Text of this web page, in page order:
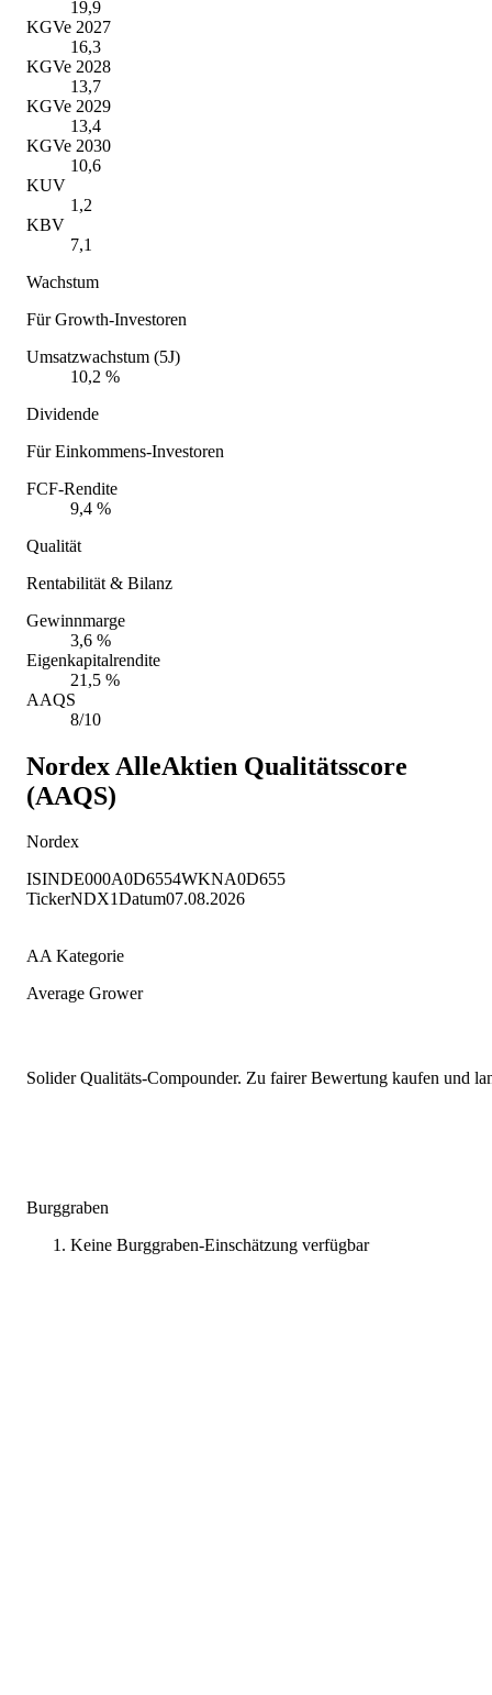
19,9
KGVe 2027
16,3
KGVe 2028
13,7
KGVe 2029
13,4
KGVe 2030
10,6
KUV
1,2
KBV
7,1
Wachstum
Für Growth-Investoren
Umsatzwachstum (5J)
10,2 %
Dividende
Für Einkommens-Investoren
FCF-Rendite
9,4 %
Qualität
Rentabilität & Bilanz
Gewinnmarge
3,6 %
Eigenkapitalrendite
21,5 %
AAQS
8/10
Nordex AlleAktien Qualitätsscore
(AAQS)
Nordex
ISINDE000A0D6554WKNA0D655
TickerNDX1Datum07.08.2026
AA Kategorie
Average Grower
Solider Qualitäts-Compounder. Zu fairer Bewertung kaufen und
Burggraben
Keine Burggraben-Einschätzung verfügbar